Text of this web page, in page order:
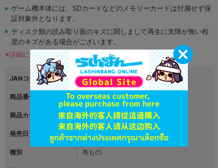
ゲーム機本体には、SDカードなどのメモリーカードは付属せず保
証対象外となります。
ディスク類の読み取り面のキズに関しまして再生に支障が無い程
度のキズがある場合がございます。
※詳細につきましてはコチラ
JANコード 4999999999999
商品番号 L05664200
商品カテゴリ グッズ
発売日 2024年01月26日
種別 布もの